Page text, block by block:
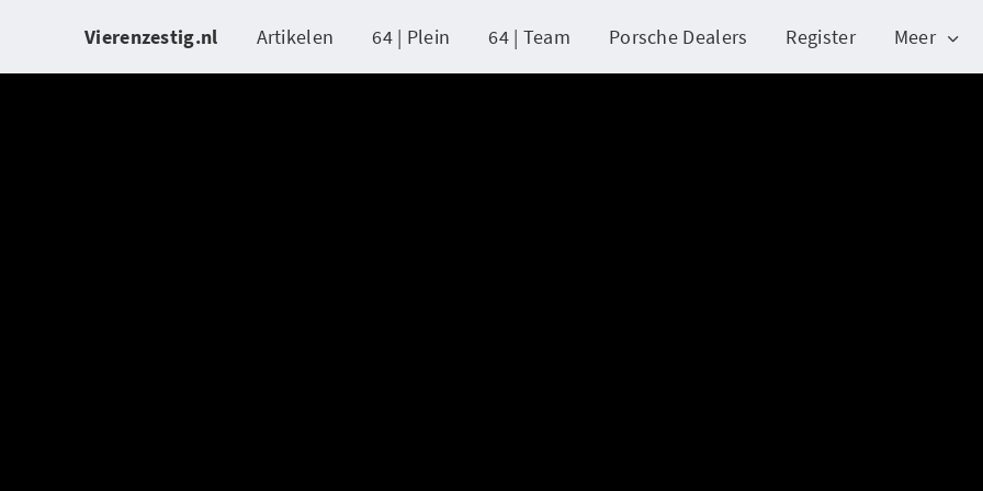
Vierenzestig.nl Artikelen 64 | Plein 64 | Team Porsche Dealers Register Meer